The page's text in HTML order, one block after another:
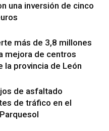
una inversión de cinco
más de 3,8 millones
mejora de centros
la provincia de León
de asfaltado
de tráfico en el